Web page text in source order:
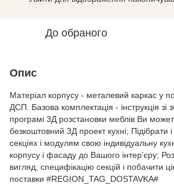
До обраного
Опис
Матеріал корпусу - металевий каркас у
ДСП. Базова комплектація - інструкція зі
програмі 3Д розстановки меблів Ви
безкоштовний 3Д проект кухні; Підібрати і
секціях і модулям свою індивідуальну
корпусу і фасаду до Вашого інтер'єру;
вигляд, специфікацію секцій і побачити
поставки #REGION_TAG_DOSTAVKA#